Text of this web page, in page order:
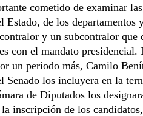
cometido de examinar las
de los departamentos
y un subcontralor que
con el mandato presidencial.
un periodo más, Camilo
Senado los incluyera en la
de Diputados los
inscripción de los